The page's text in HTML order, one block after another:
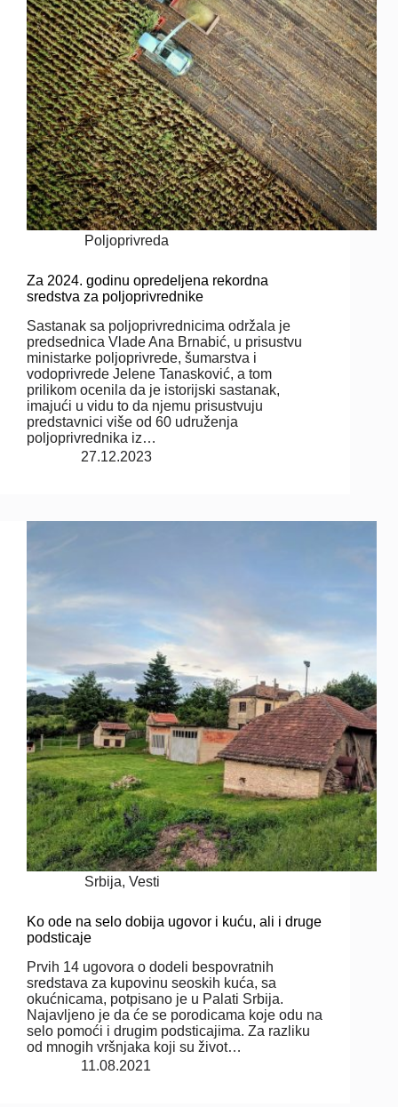
Poljoprivreda
Za 2024. godinu opredeljena rekordna
sredstva za poljoprivrednike
Sastanak sa poljoprivrednicima održala je
predsednica Vlade Ana Brnabić, u prisustvu
ministarke poljoprivrede, šumarstva i
vodoprivrede Jelene Tanasković, a tom
prilikom ocenila da je istorijski sastanak,
imajući u vidu to da njemu prisustvuju
predstavnici više od 60 udruženja
poljoprivrednika iz…
27.12.2023
Srbija,Vesti
Ko ode na selo dobija ugovor i kuću, ali i druge
podsticaje
Prvih 14 ugovora o dodeli bespovratnih
sredstava za kupovinu seoskih kuća, sa
okućnicama, potpisano je u Palati Srbija.
Najavljeno je da će se porodicama koje odu na
selo pomoći i drugim podsticajima. Za razliku
od mnogih vršnjaka koji su život…
11.08.2021